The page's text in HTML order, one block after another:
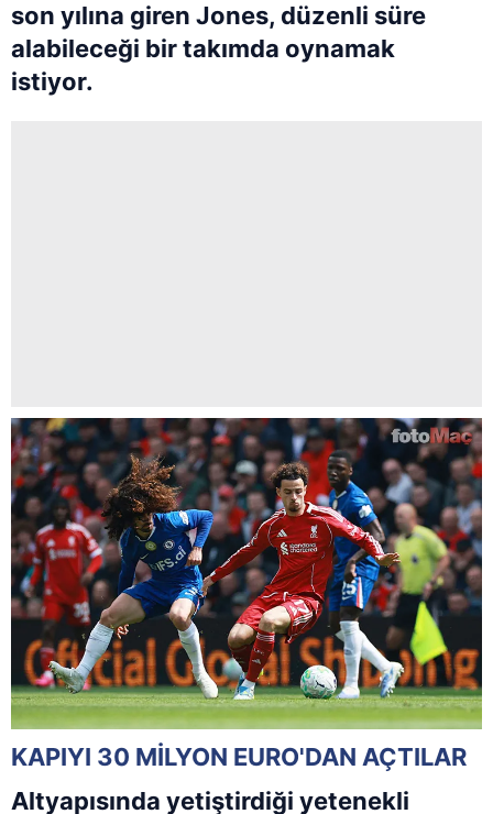
son yılına giren Jones, düzenli süre
alabileceği bir takımda oynamak
istiyor.
KAPIYI 30 MİLYON EURO'DAN AÇTILAR
Altyapısında yetiştirdiği yetenekli